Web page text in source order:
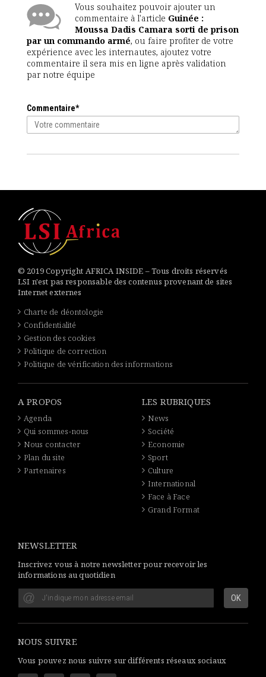
Vous souhaitez pouvoir ajouter un
commentaire à l'article Guinée :
Moussa Dadis Camara sorti de prison
par un commando armé, ou faire profiter de votre
expérience avec les internautes, ajoutez votre
commentaire il sera mis en ligne après validation
par notre équipe
Commentaire*
© 2019 Copyright AFRICA INSIDE – Tous droits réservés
LSI n'est pas responsable des contenus provenant de sites
Internet externes
Charte de déontologie
Confidentialité
Gestion des cookies
Politique de correction
Politique de vérification des informations
A PROPOS
Agenda
Qui sommes-nous
Nous contacter
Plan du site
Partenaires
LES RUBRIQUES
News
Société
Economie
Sport
Culture
International
Face à Face
Grand Format
NEWSLETTER
Inscrivez vous à notre newsletter pour recevoir les
informations au quotidien
NOUS SUIVRE
Vous pouvez nous suivre sur différents réseaux sociaux